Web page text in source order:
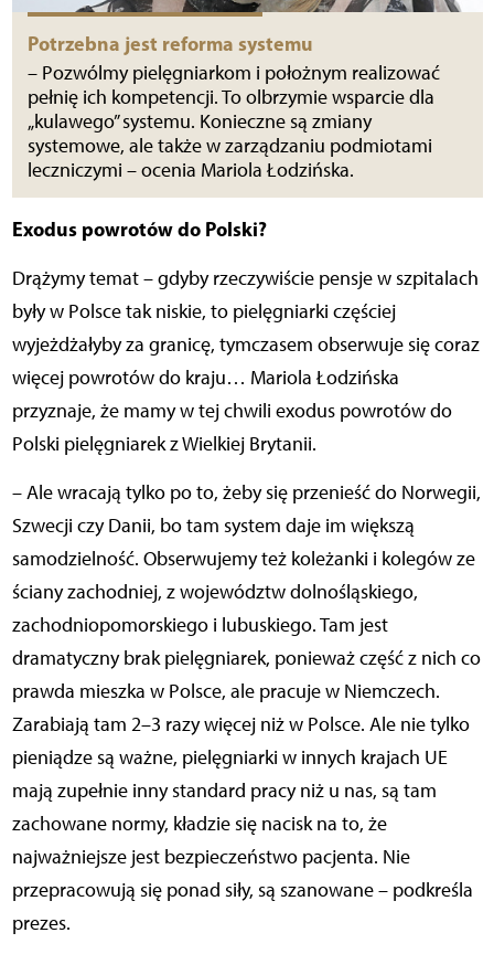
Potrzebna jest reforma systemu
– Pozwólmy pielęgniarkom i położnym realizować
pełnię ich kompetencji. To olbrzymie wsparcie dla
„kulawego” systemu. Konieczne są zmiany
systemowe, ale także w zarządzaniu podmiotami
leczniczymi – ocenia Mariola Łodzińska.
Exodus powrotów do Polski?
Drążymy temat – gdyby rzeczywiście pensje w szpitalach
były w Polsce tak niskie, to pielęgniarki częściej
wyjeżdżałyby za granicę, tymczasem obserwuje się coraz
więcej powrotów do kraju… Mariola Łodzińska
przyznaje, że mamy w tej chwili exodus powrotów do
Polski pielęgniarek z Wielkiej Brytanii.
– Ale wracają tylko po to, żeby się przenieść do Norwegii,
Szwecji czy Danii, bo tam system daje im większą
samodzielność. Obserwujemy też koleżanki i kolegów ze
ściany zachodniej, z województw dolnośląskiego,
zachodniopomorskiego i lubuskiego. Tam jest
dramatyczny brak pielęgniarek, ponieważ część z nich co
prawda mieszka w Polsce, ale pracuje w Niemczech.
Zarabiają tam 2–3 razy więcej niż w Polsce. Ale nie tylko
pieniądze są ważne, pielęgniarki w innych krajach UE
mają zupełnie inny standard pracy niż u nas, są tam
zachowane normy, kładzie się nacisk na to, że
najważniejsze jest bezpieczeństwo pacjenta. Nie
przepracowują się ponad siły, są szanowane – podkreśla
prezes.